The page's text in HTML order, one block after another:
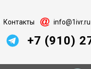
Контакты info@1ivr.ru
+7 (910)